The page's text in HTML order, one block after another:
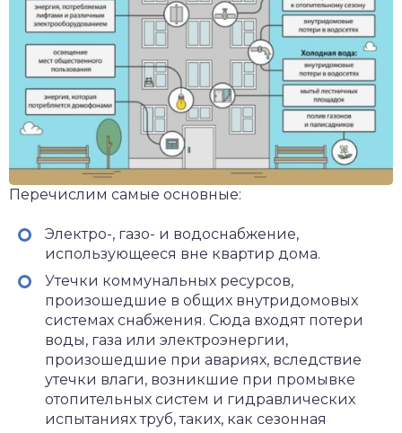
Перечислим самые основные:
Электро-, газо- и водоснабжение,
использующееся вне квартир дома.
Утечки коммунальных ресурсов,
произошедшие в общих внутридомовых
системах снабжения. Сюда входят потери
воды, газа или электроэнергии,
произошедшие при авариях, вследствие
утечки влаги, возникшие при промывке
отопительных систем и гидравлических
испытаниях труб, таких, как сезонная